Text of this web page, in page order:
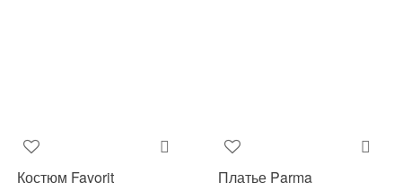
Костюм Favorit Платье Parma